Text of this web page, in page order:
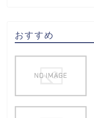
おすすめ